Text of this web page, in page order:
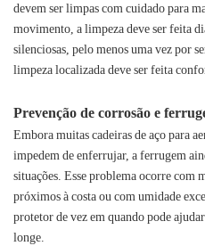
devem ser limpas com cuidado para
movimento, a limpeza deve ser feita
silenciosas, pelo menos uma vez por
limpeza localizada deve ser feita
Prevenção de corrosão e
Embora muitas cadeiras de aço para
impedem de enferrujar, a ferrugem
situações. Esse problema ocorre com
próximos à costa ou com umidade
protetor de vez em quando pode
longe.